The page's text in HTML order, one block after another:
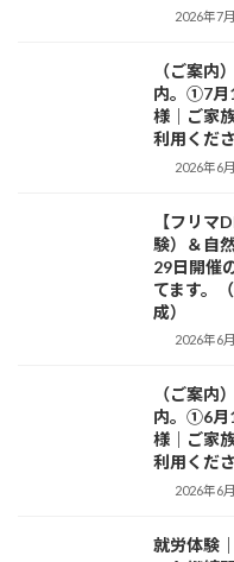
2026年7
（ご案内
内。①7月
様｜ご家
利用くださ
2026年6
【フリマ
験）＆自
29日開催
てます。
成）
2026年6
（ご案内
内。①6月
様｜ご家
利用くださ
2026年6
就労体験